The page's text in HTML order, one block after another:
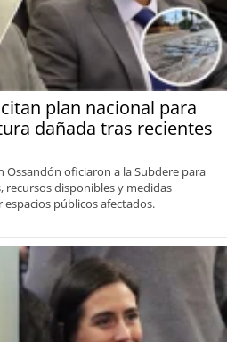
plan nacional para
dañada tras recientes
Ossandón oficiaron a la Subdere para
recursos disponibles y medidas
públicos afectados.